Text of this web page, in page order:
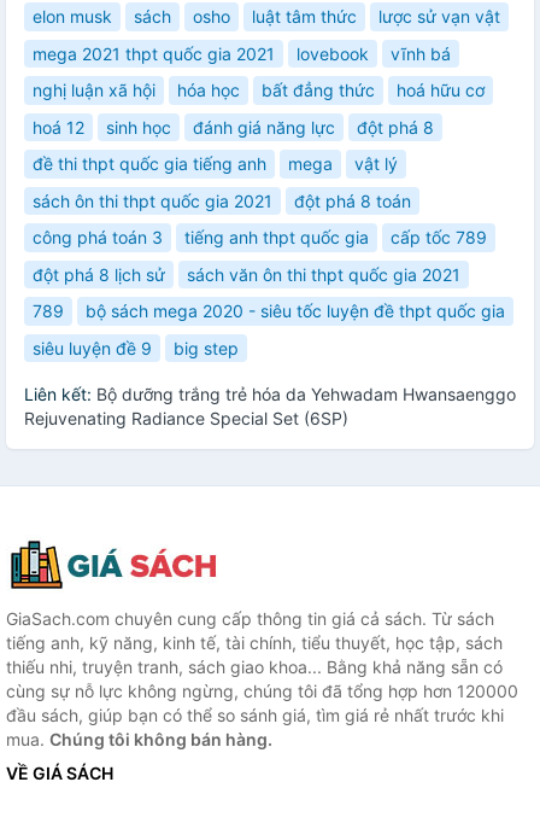
elon musk sách osho luật tâm thức
lược sử vạn vật
mega 2021 thpt quốc gia 2021
lovebook
vĩnh bá
nghị luận xã hội
hóa học bất đẳng thức
hoá hữu cơ
hoá 12
sinh học đánh giá năng lực
đột phá 8
đề thi thpt quốc gia tiếng anh
mega
vật lý
sách ôn thi thpt quốc gia 2021
đột phá 8 toán
công phá toán 3
tiếng anh thpt quốc gia
cấp tốc 789
đột phá 8 lịch sử
sách văn ôn thi thpt quốc gia 2021
789
bộ sách mega 2020 - siêu tốc luyện đề thpt quốc gia
siêu luyện đề 9
big step
Liên kết: Bộ dưỡng trắng trẻ hóa da Yehwadam Hwansaenggo
Rejuvenating Radiance Special Set (6SP)
GiaSach.com chuyên cung cấp thông tin giá cả sách. Từ sách
tiếng anh, kỹ năng, kinh tế, tài chính, tiểu thuyết, học tập, sách
thiếu nhi, truyện tranh, sách giao khoa... Bằng khả năng sẵn có
cùng sự nỗ lực không ngừng, chúng tôi đã tổng hợp hơn 120000
đầu sách, giúp bạn có thể so sánh giá, tìm giá rẻ nhất trước khi
mua. Chúng tôi không bán hàng.
VỀ GIÁ SÁCH